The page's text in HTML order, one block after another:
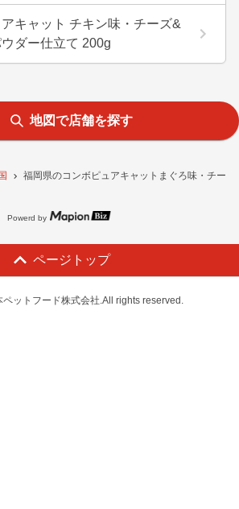
福岡県のコンボピュアキャットまぐろ味・チー
キャット チキン味・チーズ&
ダー仕立て 200g
地図で店舗を探す
Powerd by
ページトップ
ットフード株式会社.All rights reserved.